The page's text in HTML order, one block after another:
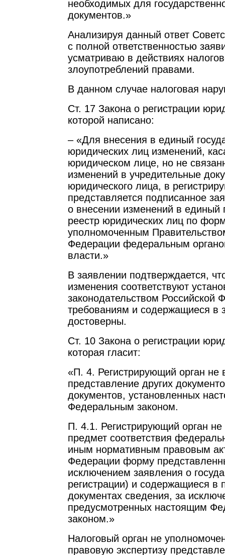
необходимых для
документов.»
Анализируя данный ответ
с полной ответственностью
усматриваю в действиях
злоупотреблений правами.
В данном случае налоговая
Ст. 17 Закона о регистрации
которой написано:
– «Для внесения в единый
юридических лиц изменений,
юридическом лице, но не
изменений в учредительные
юридического лица, в
представляется подписанное
о внесении изменений в единый
реестр юридических лиц по
уполномоченным
Федерации федеральным
власти.»
В заявлении подтверждается,
изменения соответствуют
законодательством Российской
требованиям и содержащиеся в
достоверны.
Ст. 10 Закона о регистрации
которая гласит:
«П. 4. Регистрирующий орган не
представление других
документов, установленных
Федеральным законом.
П. 4.1. Регистрирующий орган не
предмет соответствия
иным нормативным правовым
Федерации форму
исключением заявления о
регистрации) и содержащиеся в
документах сведения, за
предусмотренных настоящим
законом.»
Налоговый орган не
правовую экспертизу